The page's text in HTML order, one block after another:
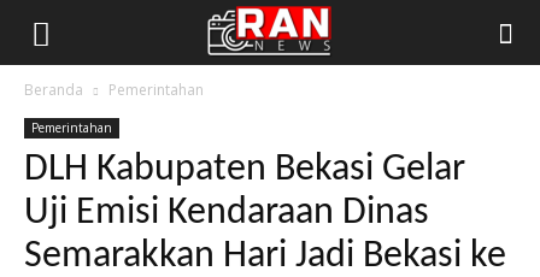
Beranda Pemerintahan
Pemerintahan
DLH Kabupaten Bekasi Gelar
Uji Emisi Kendaraan Dinas
Semarakkan Hari Jadi Bekasi ke